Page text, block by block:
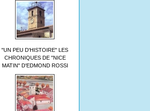
"UN PEU D'HISTOIRE" LES
CHRONIQUES DE "NICE
MATIN" D'EDMOND ROSSI